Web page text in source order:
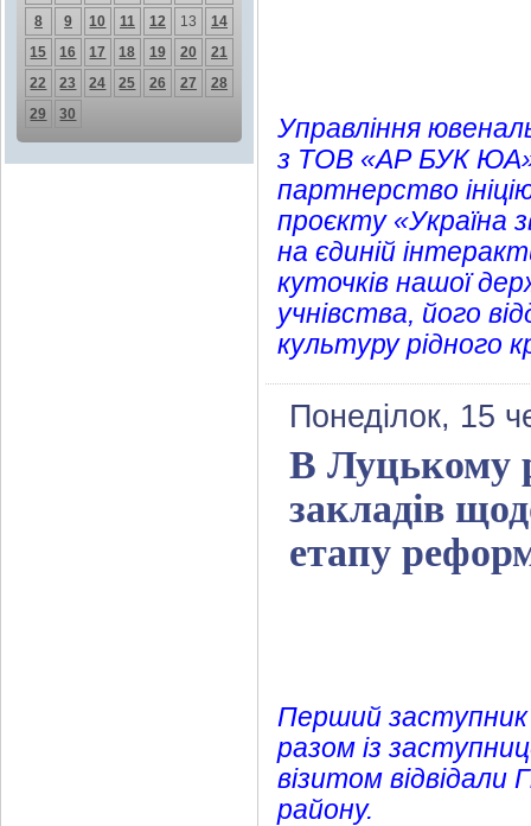
8
9 10 11 12 13
14
15
16 17 18 19 20
21
22
23 24 25 26 27
28
29
30
Управління
з ТОВ «АР БУК
партнерство
проєкту «Україна
на єдиній
куточків нашої
учнівства, його
культуру рідного
Понеділок, 15
В Луцькому
закладів
етапу
Перший заступник
разом із
візитом відвідали
району.